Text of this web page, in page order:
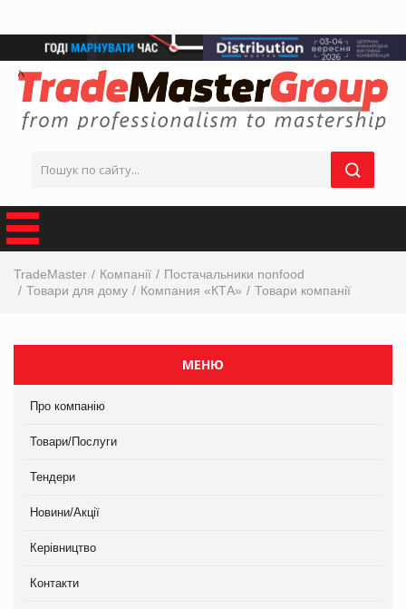
TradeMaster Компанії
Постачальники nonfood
Товари для дому
Компания «КТА» Товари компанії
МЕНЮ
Про компанію
Товари/Послуги
Тендери
Новини/Акції
Керівництво
Контакти